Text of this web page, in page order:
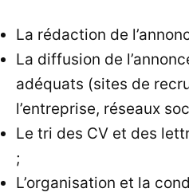
La rédaction de
La diffusion de
adéquats (sites de
l’entreprise, réseaux
Le tri des CV et des
;
L’organisation et la